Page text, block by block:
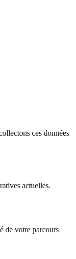
ces données
actuelles.
de votre parcours